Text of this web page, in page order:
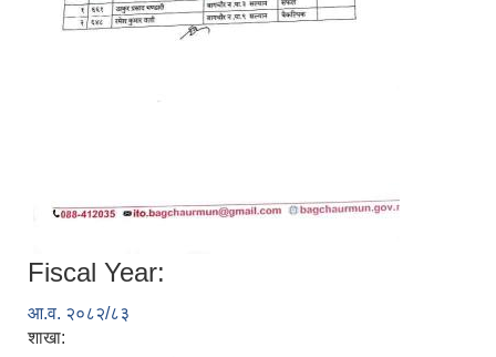
Fiscal Year:
आ.व. २०८२/८३
शाखा: